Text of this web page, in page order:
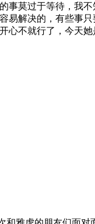
事莫过于等待，我
解决的，有些事
心不就行了，今天